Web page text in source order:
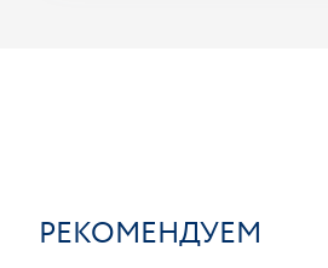
РЕКОМЕНДУЕМ